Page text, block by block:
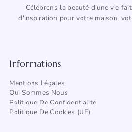
Célébrons la beauté d'une vie
d'inspiration pour votre maison,
Informations
Mentions Légales
Qui Sommes Nous
Politique De Confidentialité
Politique De Cookies (UE)